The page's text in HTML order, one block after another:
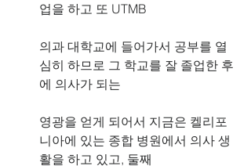
업을 하고 또 UTMB
의과 대학교에 들어가서 공부를 열
심히 하므로 그 학교를 잘 졸업한 후
에 의사가 되는
영광을 얻게 되어서 지금은 켈리포
니아에 있는 종합 병원에서 의사 생
활을 하고 있고, 둘째